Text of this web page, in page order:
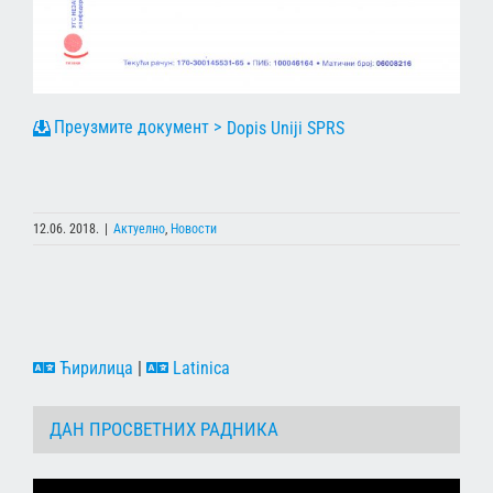
Dopis Uniji SPRS
12.06. 2018. | Актуелно Новости
Ћирилица | Latinica
ДАН ПРОСВЕТНИХ РАДНИКА